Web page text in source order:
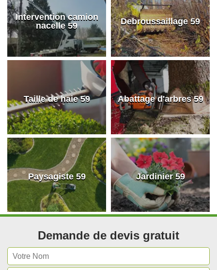
Intervention camion
nacelle 59
Debroussaillage 59
Taille de haie 59 Abattage d'arbres 59
Paysagiste 59 Jardinier 59
Demande de devis gratuit